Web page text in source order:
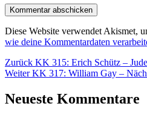
Diese Website verwendet Akismet,
wie deine Kommentardaten
Beitragsnavigation
Zurück Vorheriger
Beitrag:
KK 315: Erich Schütz –
Weiter Nächster
KK 317: William Gay –
Neueste Kommentare